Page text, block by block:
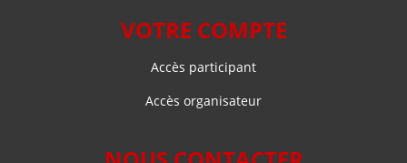
VOTRE COMPTE
Accès participant
Accès organisateur